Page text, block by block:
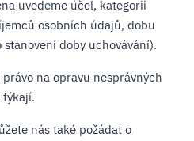
uvedeme účel, kategorii
osobních údajů, dobu
doby uchovávání).
právo na opravu nesprávných
týkají.
nás také požádat o